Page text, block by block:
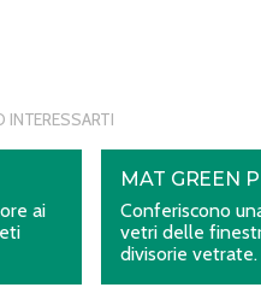
INTERESSARTI
ai
MAT GREEN
Conferiscono
vetri delle
divisorie vetrate.